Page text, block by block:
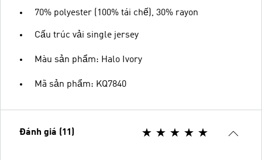
70% polyester (100% tái chế), 30% rayon
Cấu trúc vải single jersey
Màu sản phẩm: Halo Ivory
Mã sản phẩm: KQ7840
Đánh giá (11)